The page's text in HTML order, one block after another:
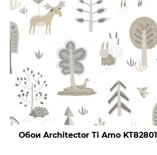
Обои Architector Ti AmoKT82801